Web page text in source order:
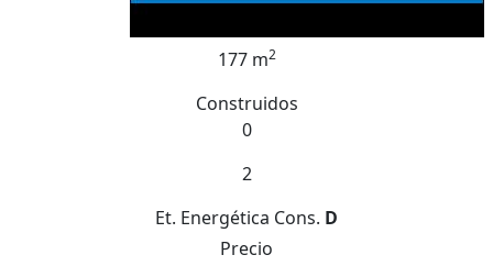
177 m2
Construidos
0
2
Et. Energética Cons. D
Precio